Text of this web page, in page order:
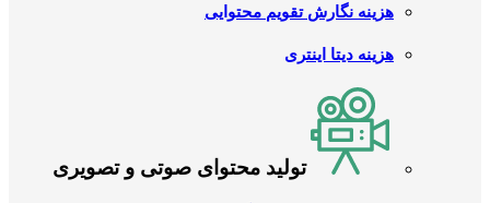
هزینه نگارش تقویم محتوایی
هزینه دیتا اینتری
تولید محتوای صوتی و تصویری